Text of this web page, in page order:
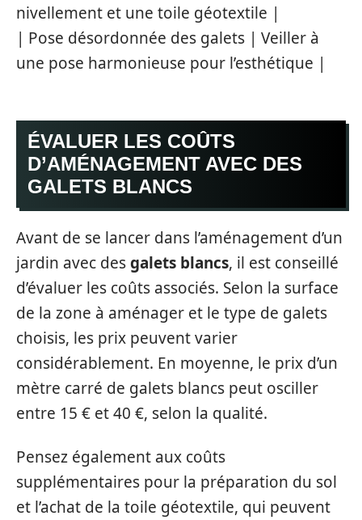
nivellement et une toile géotextile |
| Pose désordonnée des galets | Veiller à
une pose harmonieuse pour l’esthétique |
ÉVALUER LES COÛTS
D’AMÉNAGEMENT AVEC DES
GALETS BLANCS
Avant de se lancer dans l’aménagement d’un
jardin avec desgalets blancs, il est conseillé
d’évaluer les coûts associés. Selon la surface
de la zone à aménager et le type de galets
choisis, les prix peuvent varier
considérablement. En moyenne, le prix d’un
mètre carré de galets blancs peut osciller
entre 15 € et 40 €, selon la qualité.
Pensez également aux coûts
supplémentaires pour la préparation du sol
et l’achat de la toile géotextile, qui peuvent